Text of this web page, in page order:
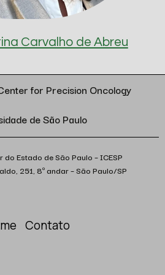
Carvalho de Abreu
for Precision Oncology
de São Paulo
Estado de São Paulo – ICESP
251, 8º andar – São Paulo/SP
Contato